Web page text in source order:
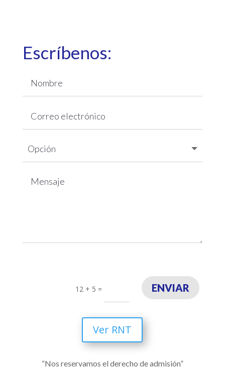
Escríbenos:
12 + 5 = ENVIAR
Ver RNT
“Nos reservamos el derecho de admisión”